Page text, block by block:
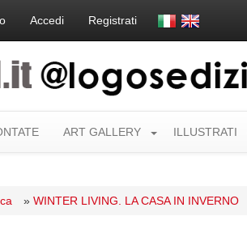
Accedi Registrati
ART GALLERY ILLUSTRATI
» WINTER LIVING. LA CASA IN INVERNO